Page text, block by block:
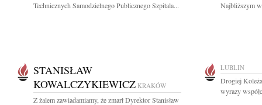
Technicznych Samodzielnego Publicznego Szpitala...
Najbliższym
STANISŁAW
KOWALCZYKIEWICZ KRAKÓW
Z żalem zawiadamiamy, że zmarł Dyrektor Stanisław
LUBLIN
Drogiej
wyrazy